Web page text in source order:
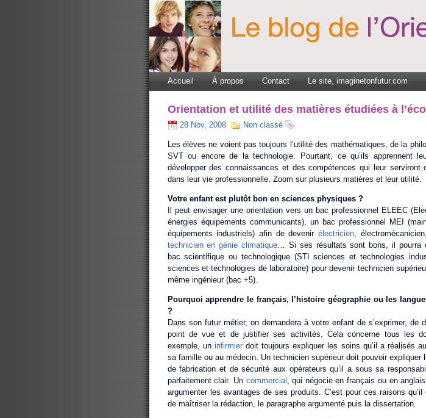
Accueil À propos Contact Le site, imaginetonfutur.com
Orientation et utilité des matières étudiées à
28 Nov, 2008 Non classé
Les élèves ne voient pas toujours l’utilité des mathématiques, de la
SVT ou encore de la technologie. Pourtant, ce qu’ils apprennent
développer des connaissances et des compétences qui leur serviront
dans leur vie professionnelle. Zoom sur plusieurs matières et leur utilité.
Votre enfant est plutôt bon en sciences physiques ?
Il peut envisager une orientation vers un bac professionnel ELEEC
énergies équipements communicants), un bac professionnel MEI
équipements industriels) afin de devenirélectricien,
technicien en génie climatique… Si ses résultats sont bons, il pourra
bac scientifique ou technologique (STI sciences et technologies
sciences et technologies de laboratoire) pour devenir technicien
même ingénieur (bac +5).
Pourquoi apprendre le français, l’histoire géographie ou les
?
Dans son futur métier, on demandera à votre enfant de s’exprimer, de
point de vue et de justifier ses activités. Cela concerne tous les
exemple, un infirmierdoit toujours expliquer les soins qu’il a réalisés
sa famille ou au médecin. Un technicien supérieur doit pouvoir expliquer
de fabrication et de sécurité aux opérateurs qu’il a sous sa
parfaitement clair. Un commercial , qui négocie en français ou en
argumenter les avantages de ses produits. C’est pour ces raisons qu’il
de maîtriser la rédaction, le paragraphe argumenté puis la dissertation.